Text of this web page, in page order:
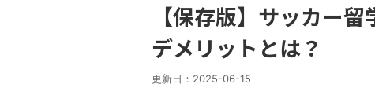
【保存版】サッカー
デメリットとは？
更新日： 2025-06-15